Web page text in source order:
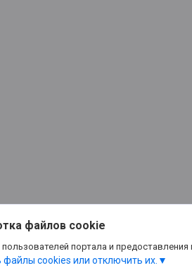
файлов cookie
портала и
cookies или отключить их.